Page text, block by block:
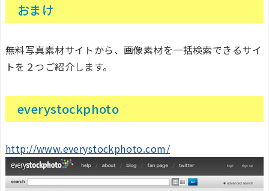
おまけ
無料写真素材サイトから、画像素材を一括検索できるサイ
トを２つご紹介します。
everystockphoto
http://www.everystockphoto.com/